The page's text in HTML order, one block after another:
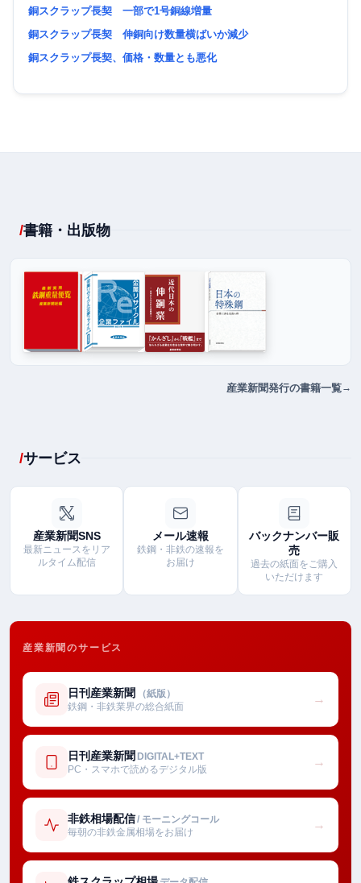
銅スクラップ長契 一部で1号銅線増量
銅スクラップ長契 伸銅向け数量横ばいか減少
銅スクラップ長契、価格・数量とも悪化
書籍・出版物
産業新聞発行の書籍一覧
サービス
産業新聞SNS
最新ニュースをリア
ルタイム配信
メール速報
鉄鋼・非鉄の速報を
お届け
バックナンバー販
売
過去の紙面をご購入
いただけます
産業新聞のサービス
日刊産業新聞 （紙版）
鉄鋼・非鉄業界の総合紙面
→
日刊産業新聞 DIGITAL+TEXT
PC・スマホで読めるデジタル版
→
非鉄相場配信/ モーニングコール
毎朝の非鉄金属相場をお届け
→